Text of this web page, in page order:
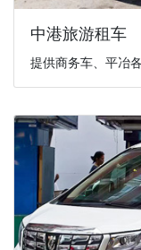
中港旅游租车
提供商务车、平冶